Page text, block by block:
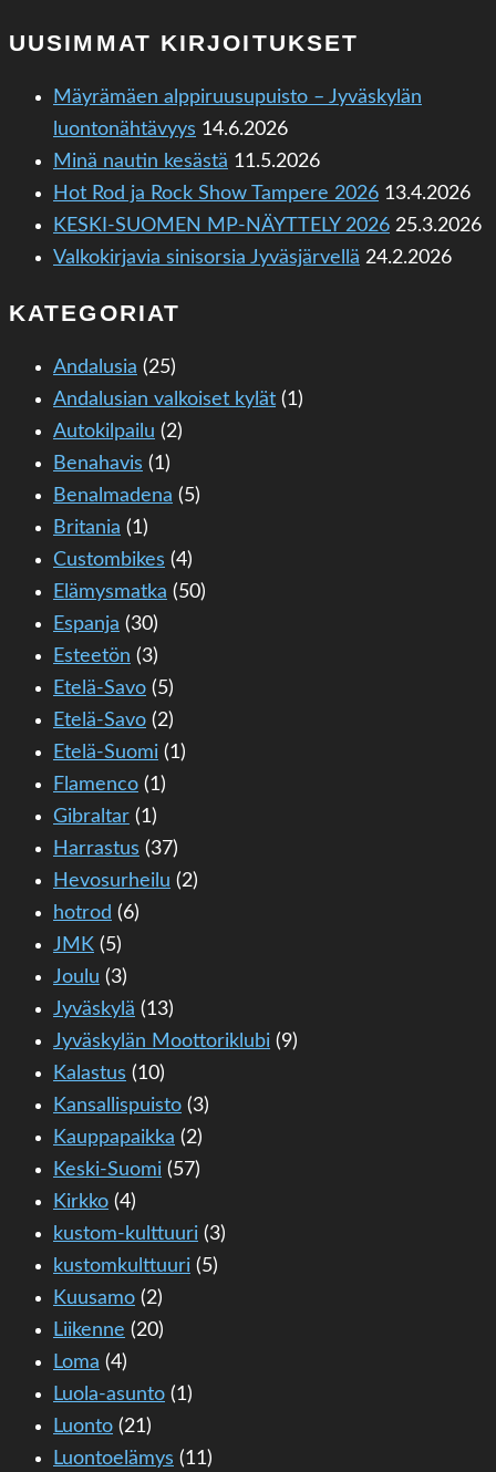
UUSIMMAT KIRJOITUKSET
Mäyrämäen alppiruusupuisto – Jyväskylän
luontonähtävyys 14.6.2026
Minä nautin kesästä 11.5.2026
Hot Rod ja Rock Show Tampere 2026 13.4.2026
KESKI-SUOMEN MP-NÄYTTELY 2026 25.3.2026
Valkokirjavia sinisorsia Jyväsjärvellä 24.2.2026
KATEGORIAT
Andalusia (25)
Andalusian valkoiset kylät (1)
Autokilpailu (2)
Benahavis (1)
Benalmadena (5)
Britania (1)
Custombikes (4)
Elämysmatka (50)
Espanja (30)
Esteetön (3)
Etelä-Savo (5)
Etelä-Savo (2)
Etelä-Suomi (1)
Flamenco (1)
Gibraltar (1)
Harrastus (37)
Hevosurheilu (2)
hotrod (6)
JMK (5)
Joulu (3)
Jyväskylä (13)
Jyväskylän Moottoriklubi (9)
Kalastus (10)
Kansallispuisto (3)
Kauppapaikka (2)
Keski-Suomi (57)
Kirkko (4)
kustom-kulttuuri (3)
kustomkulttuuri (5)
Kuusamo (2)
Liikenne (20)
Loma (4)
Luola-asunto (1)
Luonto (21)
Luontoelämys (11)